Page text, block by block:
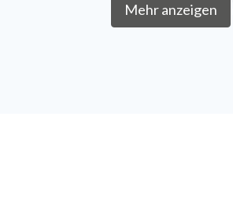
Mehr anzeigen